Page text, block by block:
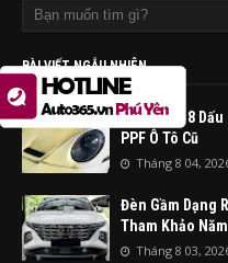
BÀI VIẾT NGẪU NHIÊN
Nhận Biết 8
PPF Ô Tô Cũ
Tháng 8 04,
Đèn Gầm Dạng
Tham Khảo
Tháng 8 03,